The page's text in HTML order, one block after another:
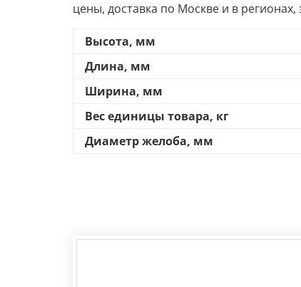
цены, доставка по Москве и в
Высота, мм
Длина, мм
Ширина, мм
Вес единицы товара, кг
Диаметр желоба, мм